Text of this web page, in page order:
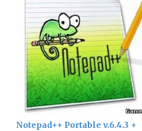
Notepad++ Portable v.6.4.3 +